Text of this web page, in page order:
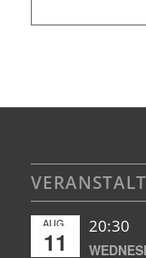
AUG.
11
20:30